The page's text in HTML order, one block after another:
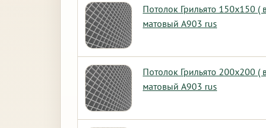
Потолок Грильято 150х150
матовый А903 rus
Потолок Грильято 200х200
матовый А903 rus